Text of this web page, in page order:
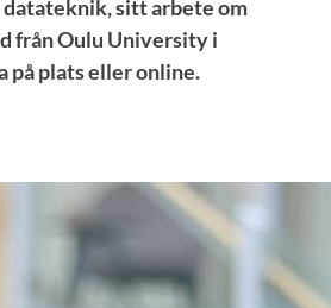
datateknik, sitt arbete om
från Oulu University i
på plats eller online.